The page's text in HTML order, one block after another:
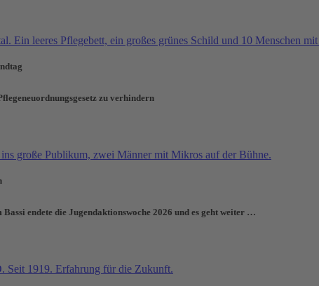
zu verhindern
endete die Jugendaktionswoche 2026 und es geht weiter …